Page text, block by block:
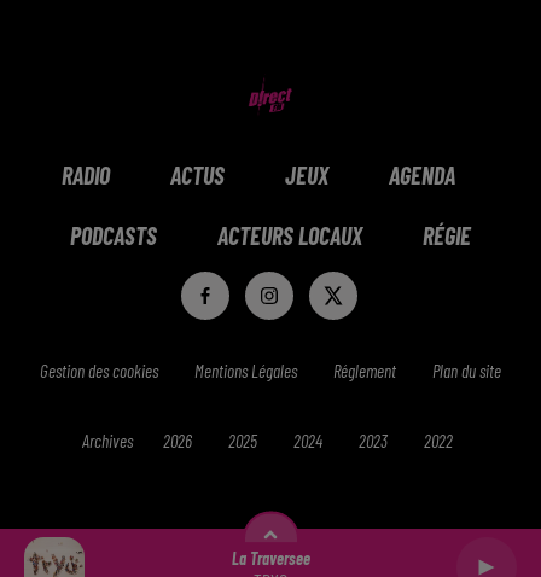
La Traversee
RADIO ACTUS JEUX AGENDA
PODCASTS ACTEURS LOCAUX RÉGIE
Gestion des cookies Mentions Légales Réglement Plan du site
Archives 2026 2025 2024 2023 2022